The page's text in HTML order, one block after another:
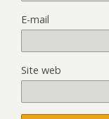
E-mail
Site web